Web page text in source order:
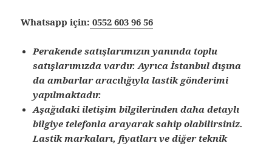
Whatsapp için: 0552 603 96 56
Perakende satışlarımızın yanında toplu
satışlarımızda vardır. Ayrıca İstanbul dışına
da ambarlar aracılığıyla lastik gönderimi
yapılmaktadır.
Aşağıdaki iletişim bilgilerinden daha detaylı
bilgiye telefonla arayarak sahip olabilirsiniz.
Lastik markaları, fiyatları ve diğer teknik